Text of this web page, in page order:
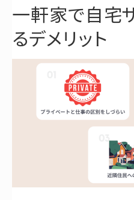
一軒家で自宅
るデメリット